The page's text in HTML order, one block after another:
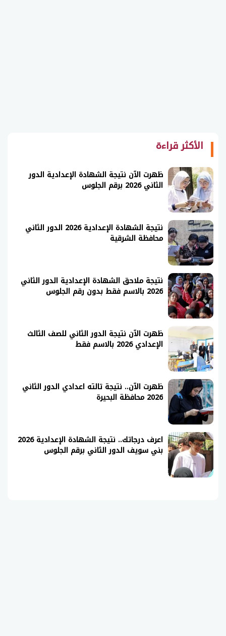
الأكثر قراءة
ظهرت الآن نتيجة الشهادة الإعدادية الدور
الثاني 2026 برقم الجلوس
نتيجة الشهادة الإعدادية 2026 الدور الثاني
محافظة الشرقية
نتيجة ملاحق الشهادة الإعدادية الدور الثاني
2026 بالاسم فقط بدون رقم الجلوس
ظهرت الآن نتيجة الدور الثاني للصف الثالث
الإعدادي 2026 بالاسم فقط
ظهرت الآن.. نتيجة تالته اعدادي الدور الثاني
2026 محافظة البحيرة
اعرف درجاتك.. نتيجة الشهادة الإعدادية 2026
بني سويف الدور الثاني برقم الجلوس